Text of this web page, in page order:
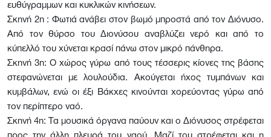
ευθύγραμμων και κυκλικών κινήσεων.
Σκηνή 2η : Φωτιά ανάβει στον βωμό μπροστά από τον Διόνυσο.
Από τον θύρσο του Διονύσου αναβλύζει νερό και από το
κύπελλό του χύνεται κρασί πάνω στον μικρό πάνθηρα.
Σκηνή 3η: Ο χώρος γύρω από τους τέσσερις κίονες της βάσης
στεφανώνεται με λουλούδια. Ακούγεται ήχος τυμπάνων και
κυμβάλων, ενώ οι έξι Βάκχες κινούνται χορεύοντας γύρω από
τον περίπτερο ναό.
Σκηνή 4η: Τα μουσικά όργανα παύουν και ο Διόνυσος στρέφεται